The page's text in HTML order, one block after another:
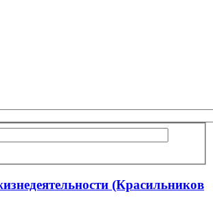
(Красильников